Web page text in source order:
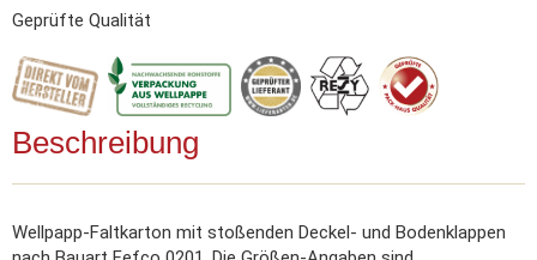
Geprüfte Qualität
Beschreibung
Wellpapp-Faltkarton mit stoßenden Deckel- und Bodenklappen